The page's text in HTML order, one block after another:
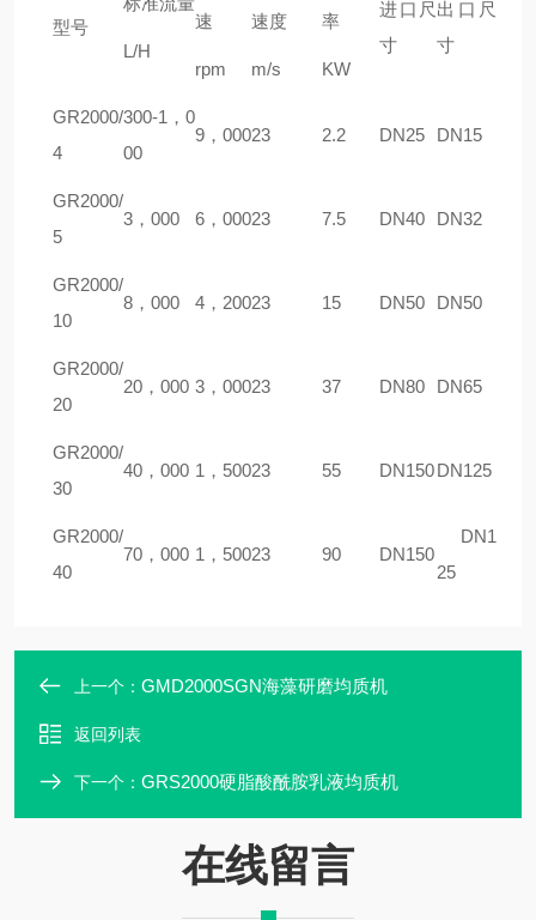
型号
L/H
速
rpm
速度
m/s
率
KW
进口尺
寸
出口尺
寸
GR2000/
4
300-1，0
00
9，00023 2.2 DN25 DN15
GR2000/
5
3，000 6，00023 7.5 DN40 DN32
GR2000/
10
8，000 4，20023 15 DN50 DN50
GR2000/
20
20，000 3，00023 37 DN80 DN65
GR2000/
30
40，000 1，50023 55 DN150DN125
GR2000/
40
70，000 1，50023 90 DN150
DN1
25
上一个： GMD2000SGN海藻研磨均质机
返回列表
下一个： GRS2000硬脂酸酰胺乳液均质机
在线留言